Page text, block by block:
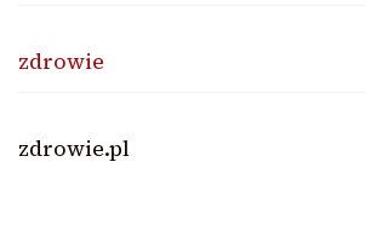
zdrowie
zdrowie.pl